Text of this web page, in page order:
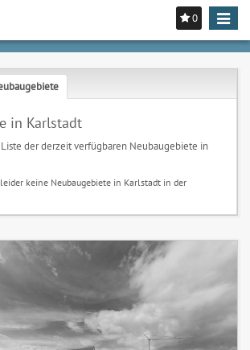
0
Toggle
in Karlstadt
der derzeit verfügbaren Neubaugebiete in
keine Neubaugebiete in Karlstadt in der